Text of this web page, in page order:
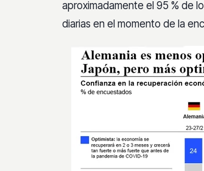
aproximadamente el 95 % de
diarias en el momento de la